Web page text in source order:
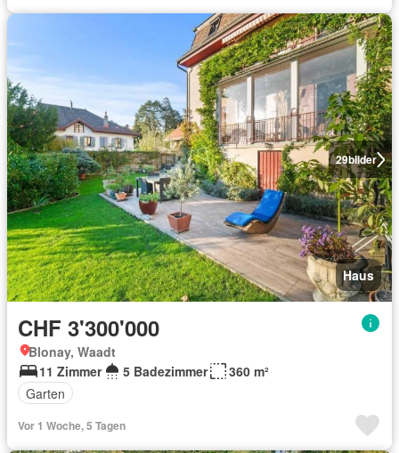
29bilder
Haus
CHF 3'300'000
Blonay, Waadt
11 Zimmer
5 Badezimmer
360 m²
Garten
Vor 1 Woche, 5 Tagen